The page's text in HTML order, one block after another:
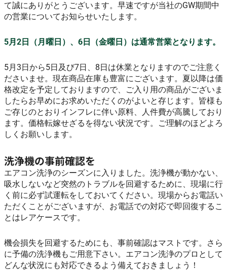
て誠にありがとうございます。早速ですが当社のGW期間中
の営業についてお知らせいたします。
5月2日（月曜日）、6日（金曜日）は通常営業となります。
5月3日から5日及び7日、8日は休業となりますのでご注意く
ださいませ。現在商品在庫も豊富にございます。夏以降は価
格改定を予定しておりますので、ご入り用の商品がございま
したらお早めにお求めいただくのがよいと存じます。皆様も
ご存じのとおりインフレに伴い原料、人件費が高騰しており
ます。価格転嫁せざるを得ない状況です。ご理解のほどよろ
しくお願いします。
洗浄機の事前確認を
エアコン洗浄のシーズンに入りました。洗浄機が動かない、
吸水しないなど突然のトラブルを回避するために、現場に行
く前に必ず試運転をしておいてください。現場からお電話い
ただくことがございますが、お電話での対応で即回復するこ
とはレアケースです。
機会損失を回避するためにも、事前確認はマストです。さら
に予備の洗浄機もご用意下さい。エアコン洗浄のプロとして
どんな状況にも対応できるよう備えておきましょう！